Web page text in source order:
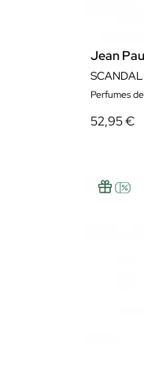
Jean
SCANDAL
Perfumes
52,95 €